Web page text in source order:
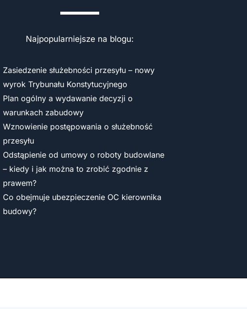
Najpopularniejsze na blogu:
Zasiedzenie służebności przesyłu – nowy
wyrok Trybunału Konstytucyjnego
Plan ogólny a wydawanie decyzji o
warunkach zabudowy
Wznowienie postępowania o służebność
przesyłu
Odstąpienie od umowy o roboty budowlane
– kiedy i jak można to zrobić zgodnie z
prawem?
Co obejmuje ubezpieczenie OC kierownika
budowy?